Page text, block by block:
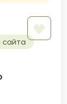
сайта